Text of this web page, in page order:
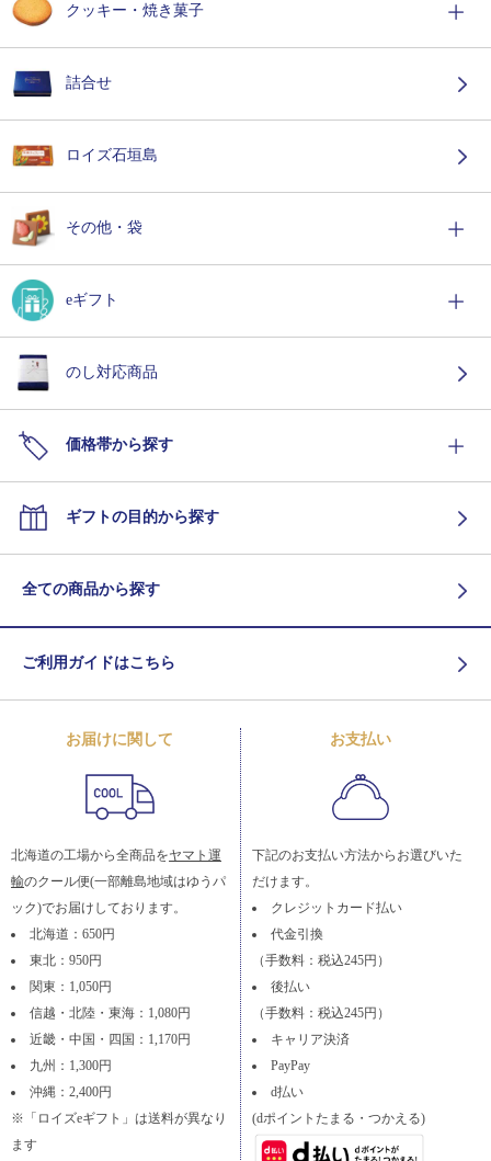
クッキー・焼き菓子
詰合せ
ロイズ石垣島
その他・袋
eギフト
のし対応商品
価格帯から探す
ギフトの目的から探す
全ての商品から探す
ご利用ガイドはこちら
お届けに関して
北海道の工場から全商品をヤマト運
輸のクール便(一部離島地域はゆうパ
ック)でお届けしております。
北海道：650円
東北：950円
関東：1,050円
信越・北陸・東海：1,080円
近畿・中国・四国：1,170円
九州：1,300円
沖縄：2,400円
※「ロイズeギフト」は送料が異なり
ます
お支払い
下記のお支払い方法からお選びいた
だけます。
クレジットカード払い
代金引換
（手数料：税込245円）
後払い
（手数料：税込245円）
キャリア決済
PayPay
d払い
(dポイントたまる・つかえる)